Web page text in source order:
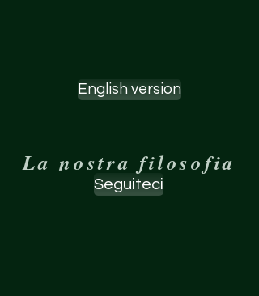
English version
La nostra filosofia
Seguiteci